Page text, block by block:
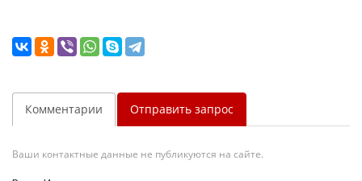
Комментарии Отправить запрос
Ваши контактные данные не публикуются на сайте.